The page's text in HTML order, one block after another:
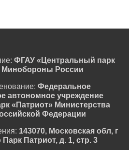
ФГАУ «Центральный парк
Минобороны России
Федеральное
автономное учреждение
«Патриот» Министерства
Федерации
143070, Московская обл, г
Патриот, д. 1, стр. 3